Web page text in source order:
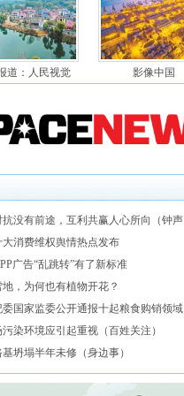
道：人民视觉 影像中国
抗没有前途，互利共赢人心所向（钟声
大消费维权舆情热点发布
广告“乱跳转”有了新标准
，为何也有植物开花？
委国家监委公开通报十起粮食购销领域
染环境应引起重视（百姓关注）
坍塌半年未修（身边事）